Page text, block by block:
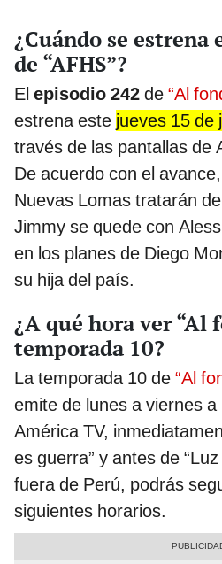
¿Cuándo se
de “AFHS”?
El episodio 242 de “Al
estrena este jueves 15 de
través de las pantallas de
De acuerdo con el
Nuevas Lomas tratarán
Jimmy se quede con
en los planes de Diego
su hija del país.
¿A qué hora ver “Al
temporada 10?
La temporada 10 de “Al
emite de lunes a viernes
América TV,
es guerra” y antes de
fuera de Perú, podrás
siguientes horarios.